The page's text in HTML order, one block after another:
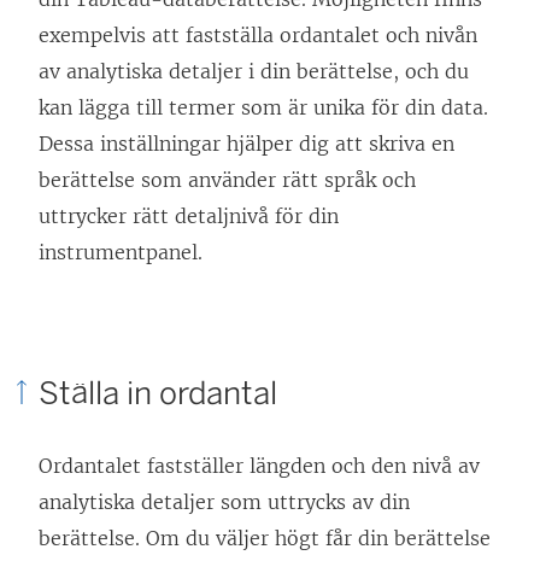
k
e
n
ö
p
p
n
a
t
exempelvis att fastställa ordantalet och nivån
av analytiska detaljer i din berättelse, och du
kan lägga till termer som är unika för din data.
Dessa inställningar hjälper dig att skriva en
berättelse som använder rätt språk och
uttrycker rätt detaljnivå för din
instrumentpanel.
Ställa in ordantal
Ordantalet fastställer längden och den nivå av
analytiska detaljer som uttrycks av din
berättelse. Om du väljer högt får din berättelse